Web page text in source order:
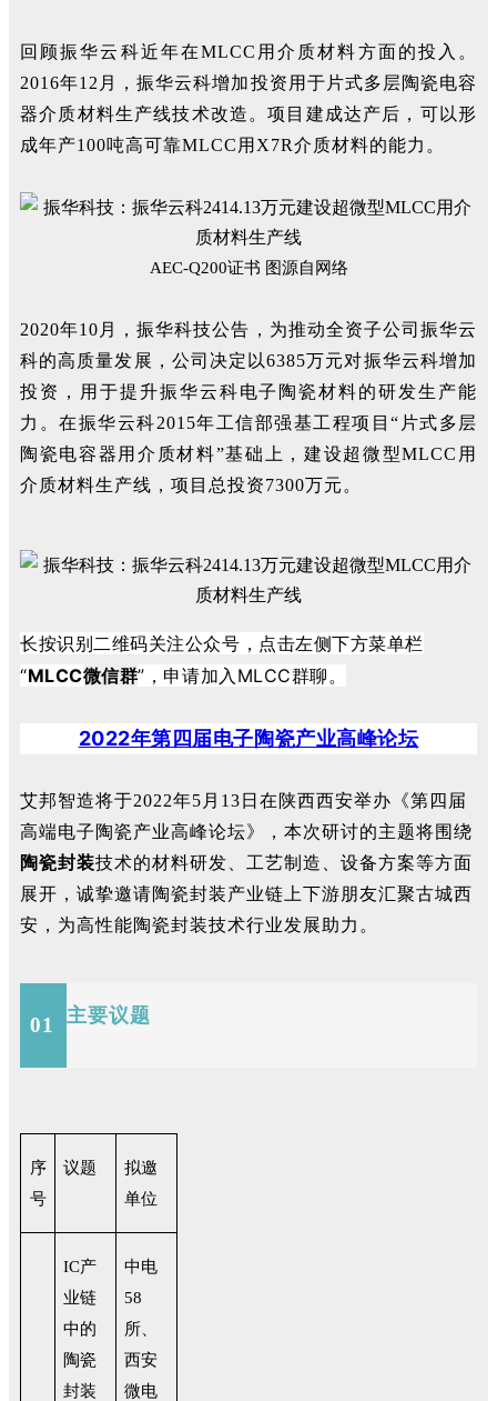
回顾振华云科近年在MLCC用介质材料方面的投入。
2016年12月，振华云科增加投资用于片式多层陶瓷电容
器介质材料生产线技术改造。项目建成达产后，可以形
成年产100吨高可靠MLCC用X7R介质材料的能力。
AEC-Q200证书 图源自网络
2020年10月，振华科技公告，为推动全资子公司振华云
科的高质量发展，公司决定以6385万元对振华云科增加
投资，用于提升振华云科电子陶瓷材料的研发生产能
力。在振华云科2015年工信部强基工程项目“片式多层
陶瓷电容器用介质材料”基础上，建设超微型MLCC用
介质材料生产线，项目总投资7300万元。
长按识别二维码关注公众号，点击左侧下方菜单栏
“MLCC微信群”，申请加入MLCC群聊。
2022年第四届电子陶瓷产业高峰论坛
艾邦智造将于2022年5月13日在陕西西安举办《第四届
高端电子陶瓷产业高峰论坛》，本次研讨的主题将围绕
陶瓷封装技术的材料研发、工艺制造、设备方案等方面
展开，诚挚邀请陶瓷封装产业链上下游朋友汇聚古城西
安，为高性能陶瓷封装技术行业发展助力。
01 主要议题
序
号
议题
拟邀
单位
IC产
业链
中的
陶瓷
封装
中电
58
所、
西安
微电